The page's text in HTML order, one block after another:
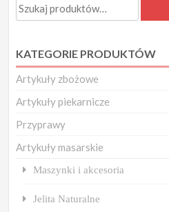
Szukaj:
KATEGORIE PRODUKTÓW
Artykuły zbożowe
Artykuły piekarnicze
Przyprawy
Artykuły masarskie
Maszynki i akcesoria
Jelita Naturalne